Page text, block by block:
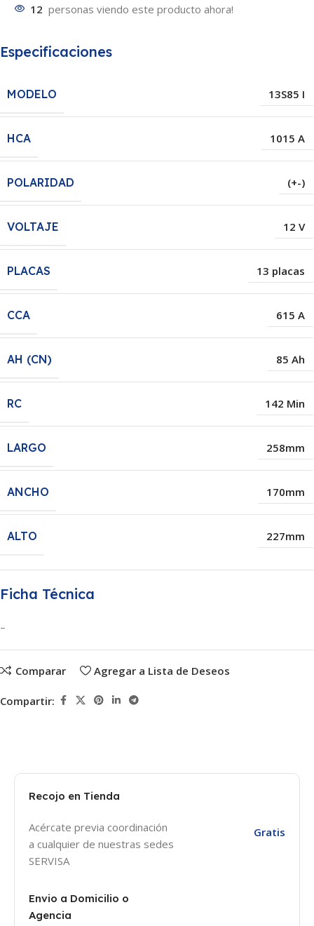
12 personas viendo este producto ahora!
Especificaciones
MODELO 13S85 I
HCA 1015 A
POLARIDAD (+-)
VOLTAJE 12 V
PLACAS 13 placas
CCA 615 A
AH (CN) 85 Ah
RC 142 Min
LARGO 258mm
ANCHO 170mm
ALTO 227mm
Ficha Técnica
–
Comparar Agregar a Lista de Deseos
Compartir:
Recojo en Tienda
Acércate previa coordinación
a cualquier de nuestras sedes
SERVISA
Gratis
Envio a Domicilio o
Agencia